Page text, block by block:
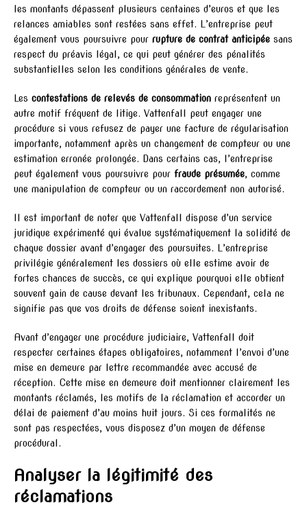
les montants dépassent plusieurs centaines d’euros et que les
relances amiables sont restées sans effet. L’entreprise peut
également vous poursuivre pour rupture de contrat anticipée sans
respect du préavis légal, ce qui peut générer des pénalités
substantielles selon les conditions générales de vente.
Les contestations de relevés de consommation représentent un
autre motif fréquent de litige. Vattenfall peut engager une
procédure si vous refusez de payer une facture de régularisation
importante, notamment après un changement de compteur ou une
estimation erronée prolongée. Dans certains cas, l’entreprise
peut également vous poursuivre pour fraude présumée, comme
une manipulation de compteur ou un raccordement non autorisé.
Il est important de noter que Vattenfall dispose d’un service
juridique expérimenté qui évalue systématiquement la solidité de
chaque dossier avant d’engager des poursuites. L’entreprise
privilégie généralement les dossiers où elle estime avoir de
fortes chances de succès, ce qui explique pourquoi elle obtient
souvent gain de cause devant les tribunaux. Cependant, cela ne
signifie pas que vos droits de défense soient inexistants.
Avant d’engager une procédure judiciaire, Vattenfall doit
respecter certaines étapes obligatoires, notamment l’envoi d’une
mise en demeure par lettre recommandée avec accusé de
réception. Cette mise en demeure doit mentionner clairement les
montants réclamés, les motifs de la réclamation et accorder un
délai de paiement d’au moins huit jours. Si ces formalités ne
sont pas respectées, vous disposez d’un moyen de défense
procédural.
Analyser la légitimité des
réclamations